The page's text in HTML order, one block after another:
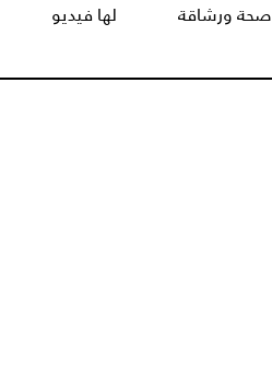
صحة ورشاقة لها فيديو